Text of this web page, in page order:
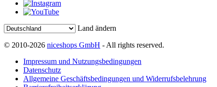
Land ändern
© 2010-2026 niceshops GmbH - All rights reserved.
Impressum und Nutzungsbedingungen
Datenschutz
Allgemeine Geschäftsbedingungen und Widerrufsbelehrung